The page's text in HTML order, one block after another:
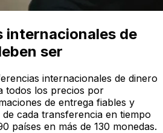
internacionales de
ser
internacionales de dinero
todos los precios por
de entrega fiables y
cada transferencia en tiempo
países en más de 130 monedas.